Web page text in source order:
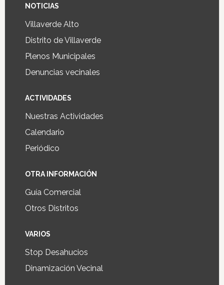
NOTICIAS
Villaverde Alto
Distrito de Villaverde
Plenos Municipales
Denuncias vecinales
ACTIVIDADES
Nuestras Actividades
Calendario
Periódico
OTRA INFORMACIÓN
Guía Comercial
Otros Distritos
VARIOS
Stop Desahucios
Dinamización Vecinal